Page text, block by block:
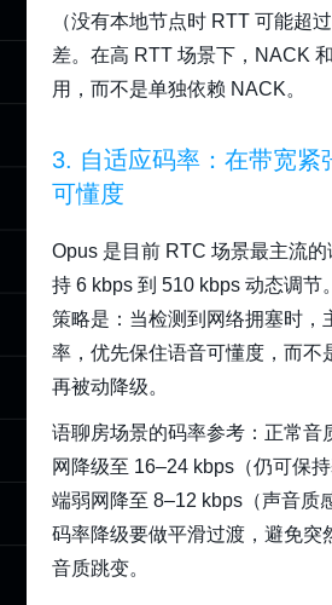
（没有本地节点时 RTT 可能超
差。在高 RTT 场景下，NACK
用，而不是单独依赖 NACK。
3. 自适应码率：在带宽紧
可懂度
Opus 是目前 RTC 场景最主流
持 6 kbps 到 510 kbps 动态调节
策略是：当检测到网络拥塞时，
率，优先保住语音可懂度，而不
再被动降级。
语聊房场景的码率参考：正常音
网降级至 16–24 kbps（仍可保
端弱网降至 8–12 kbps（声音质
码率降级要做平滑过渡，避免突
音质跳变。